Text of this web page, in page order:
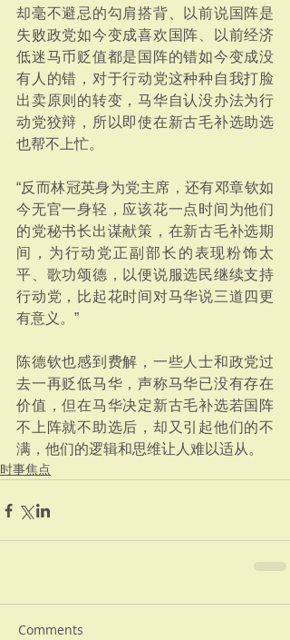
却毫不避忌的勾肩搭背、以前说国阵是
失败政党如今变成喜欢国阵、以前经济
低迷马币贬值都是国阵的错如今变成没
有人的错，对于行动党这种种自我打脸
出卖原则的转变，马华自认没办法为行
动党狡辩，所以即使在新古毛补选助选
也帮不上忙。
“反而林冠英身为党主席，还有邓章钦如
今无官一身轻，应该花一点时间为他们
的党秘书长出谋献策，在新古毛补选期
间，为行动党正副部长的表现粉饰太
平、歌功颂德，以便说服选民继续支持
行动党，比起花时间对马华说三道四更
有意义。”
陈德钦也感到费解，一些人士和政党过
去一再贬低马华，声称马华已没有存在
价值，但在马华决定新古毛补选若国阵
不上阵就不助选后，却又引起他们的不
满，他们的逻辑和思维让人难以适从。
时事焦点
Comments